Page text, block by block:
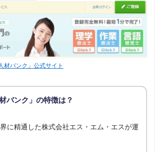
材バンク」公式サイト
バンク」の特徴は？
に精通した株式会社エス・エム・エスが運